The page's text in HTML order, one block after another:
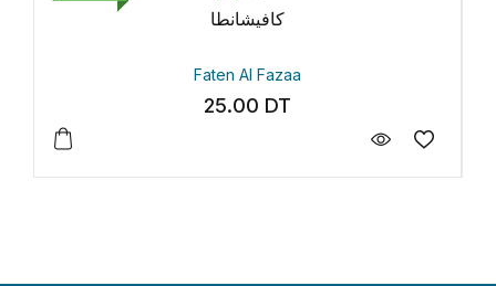
كافيشانطا
Faten Al Fazaa
DT